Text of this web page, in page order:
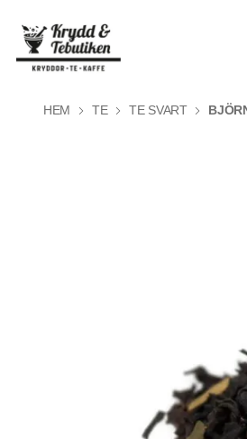
HEM TE TE SVART